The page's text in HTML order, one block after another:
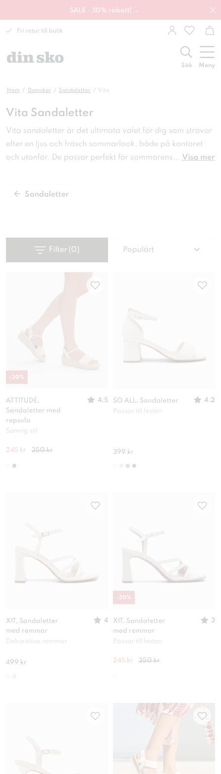
SALE - 30% rabatt! →
Fri retur till butik
Sök Meny
Hem Damskor Sandaletter Vita
Vita Sandaletter
Vita sandaletter är det ultimata valet för dig som strävar
efter en ljus och fräsch sommarlook, både på kontoret
och utanför. De passar perfekt för sommarens... Visa mer
Sandaletter
Filter (0) Populärt
ATTITUDE,
Sandaletter med
repsula
4.5
Somrig stil
245 kr 350 kr
-30%
SO ALL, Sandaletter
4.2
Passar till festen
399 kr
XIT, Sandaletter
med remmar
4
Dekorativa remmar
499 kr
XIT, Sandaletter
med remmar
3
Passar till festen
245 kr 350 kr
-30%